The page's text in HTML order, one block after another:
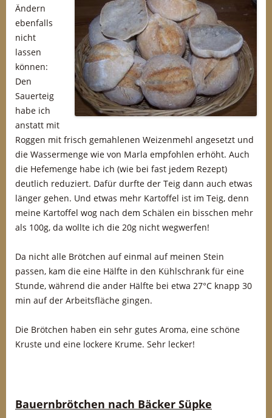
Ändern
ebenfalls
nicht
lassen
können:
Den
Sauerteig
habe ich
anstatt mit
Roggen mit frisch gemahlenen Weizenmehl angesetzt und
die Wassermenge wie von Marla empfohlen erhöht. Auch
die Hefemenge habe ich (wie bei fast jedem Rezept)
deutlich reduziert. Dafür durfte der Teig dann auch etwas
länger gehen. Und etwas mehr Kartoffel ist im Teig, denn
meine Kartoffel wog nach dem Schälen ein bisschen mehr
als 100g, da wollte ich die 20g nicht wegwerfen!
Da nicht alle Brötchen auf einmal auf meinen Stein
passen, kam die eine Hälfte in den Kühlschrank für eine
Stunde, während die ander Hälfte bei etwa 27°C knapp 30
min auf der Arbeitsfläche gingen.
Die Brötchen haben ein sehr gutes Aroma, eine schöne
Kruste und eine lockere Krume. Sehr lecker!
Bauernbrötchen nach Bäcker Süpke